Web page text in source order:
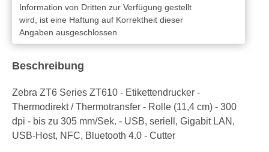
Information von Dritten zur Verfügung gestellt
wird, ist eine Haftung auf Korrektheit dieser
Angaben ausgeschlossen
Beschreibung
Zebra ZT6 Series ZT610 - Etikettendrucker -
Thermodirekt / Thermotransfer - Rolle (11,4 cm) - 300
dpi - bis zu 305 mm/Sek. - USB, seriell, Gigabit LAN,
USB-Host, NFC, Bluetooth 4.0 - Cutter